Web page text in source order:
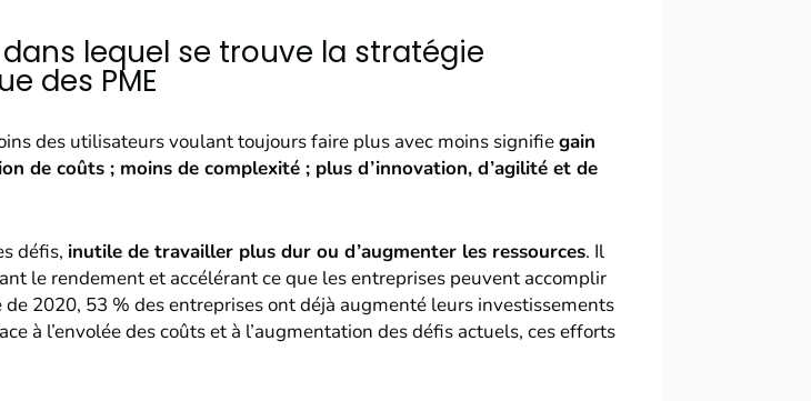
dans lequel se trouve la stratégie
des PME
des utilisateurs voulant toujours faire plus avec moins signifiegain
de coûts ; moins de complexité ; plus d’innovation, d’agilité et de
défis, inutile de travailler plus dur ou d’augmenter les ressources. Il
le rendement et accélérant ce que les entreprises peuvent accomplir
2020, 53 % des entreprises ont déjà augmenté leurs investissements
à l’envolée des coûts et à l’augmentation des défis actuels, ces efforts